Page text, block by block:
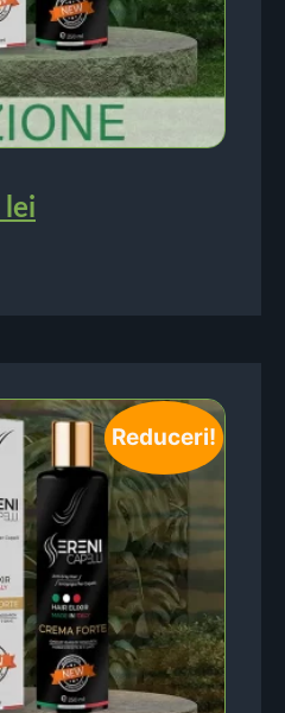
lei
Reduceri!